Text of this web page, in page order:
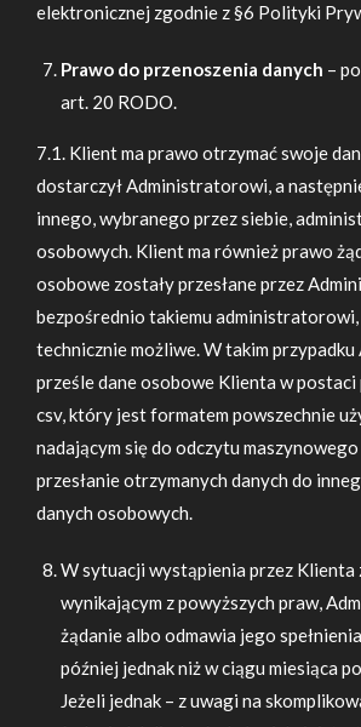
elektronicznej zgodnie z §6 Polityki
Prawo do przenoszenia danych –
art. 20 RODO.
7.1. Klient ma prawo otrzymać swoje
dostarczył Administratorowi, a
innego, wybranego przez siebie,
osobowych. Klient ma również prawo
osobowe zostały przesłane przez
bezpośrednio takiemu
technicznie możliwe. W takim
prześle dane osobowe Klienta w
csv, który jest formatem powszechnie
nadającym się do odczytu
przesłanie otrzymanych danych do
danych osobowych.
W sytuacji wystąpienia przez Klienta
wynikającym z powyższych praw,
żądanie albo odmawia jego
później jednak niż w ciągu miesiąca
Jeżeli jednak – z uwagi na